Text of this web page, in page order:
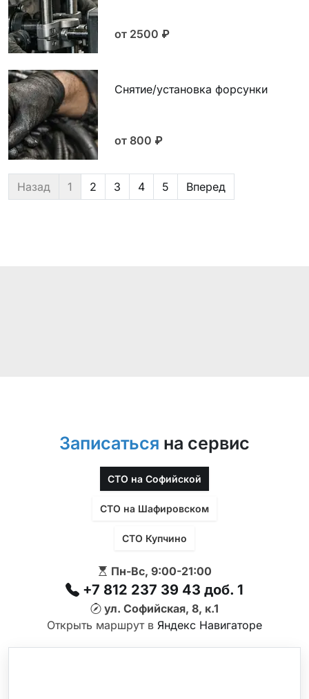
от 2500 ₽
Снятие/установка форсунки
от 800 ₽
Назад 1 2 3 4 5 Вперед
Записаться на сервис
СТО на Софийской
СТО на Шафировском
СТО Купчино
Пн-Вс, 9:00-21:00
+7 812 237 39 43 доб. 1
ул. Софийская, 8, к.1
Открыть маршрут в Яндекс Навигаторе